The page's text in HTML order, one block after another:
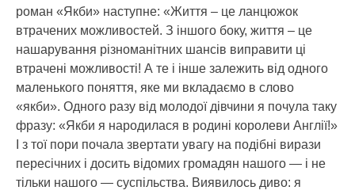
роман «Якби» наступне: «Життя – це ланцюжок
втрачених можливостей. З іншого боку, життя – це
нашарування різноманітних шансів виправити ці
втрачені можливості! А те і інше залежить від одного
маленького поняття, яке ми вкладаємо в слово
«якби». Одного разу від молодої дівчини я почула таку
фразу: «Якби я народилася в родині королеви Англії!»
І з тої пори почала звертати увагу на подібні вирази
пересічних і досить відомих громадян нашого — і не
тільки нашого — суспільства. Виявилось диво: я